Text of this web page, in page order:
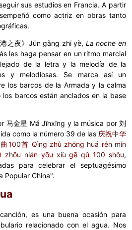
sus estudios en Francia. A partir
como actriz en obras tanto
港之夜》Jūn gǎng zhī yè, La noche en
les haga pensar en un ritmo marcial
de la letra y la melodía de la
y melodiosas. Se marca así un
los barcos de la Armada y la calma
barcos están anclados en la base
马金星 Mǎ Jīnxīng y la música por刘
como la número 39 de las 庆祝中华
100首 Qìng zhù zhōng huá rén mín
zhōu nián yōu xiù gē qǔ 100 shǒu,
para celebrar el septuagésimo
Popular China".
es una buena ocasión para
relacionado con el agua. Nos